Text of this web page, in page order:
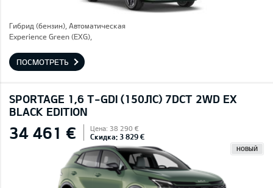
Гибрид (бензин), Автоматическая
Experience Green (EXG),
ПОСМОТРЕТЬ
SPORTAGE 1,6 T-GDI (150ЛС) 7DCT 2WD EX
BLACK EDITION
34 461 € Цена: 38 290 €
Скидка: 3 829 €
НОВЫЙ